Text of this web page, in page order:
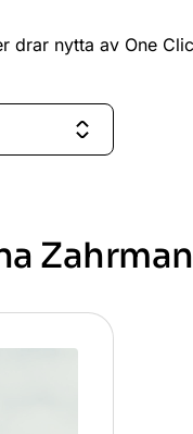
drar nytta av One